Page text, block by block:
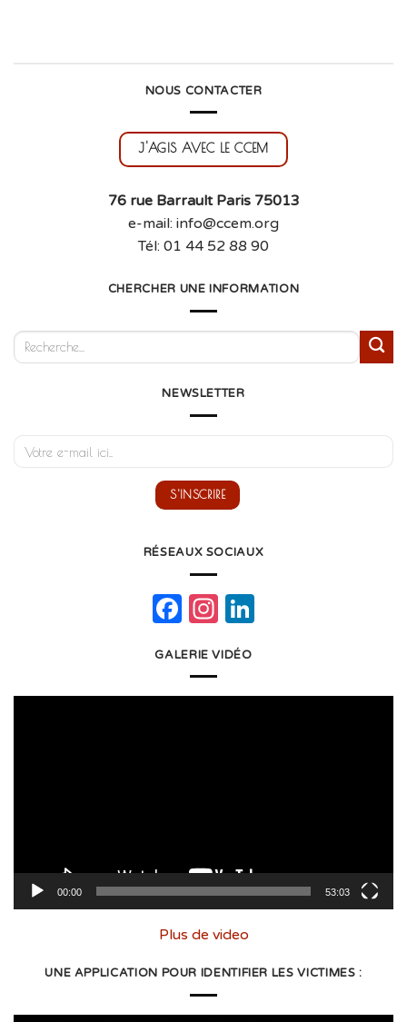
NOUS CONTACTER
J'AGIS AVEC LE CCEM
76 rue Barrault Paris 75013
e-mail: info@ccem.org
Tél: 01 44 52 88 90
CHERCHER UNE INFORMATION
NEWSLETTER
RÉSEAUX SOCIAUX
Facebook
Instagram
GALERIE VIDÉO
00:00 53:03
Plus de video
UNE APPLICATION POUR IDENTIFIER LES VICTIMES :